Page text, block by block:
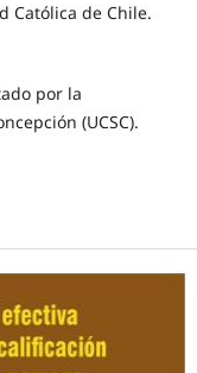
Católica de Chile.
por la
(UCSC).